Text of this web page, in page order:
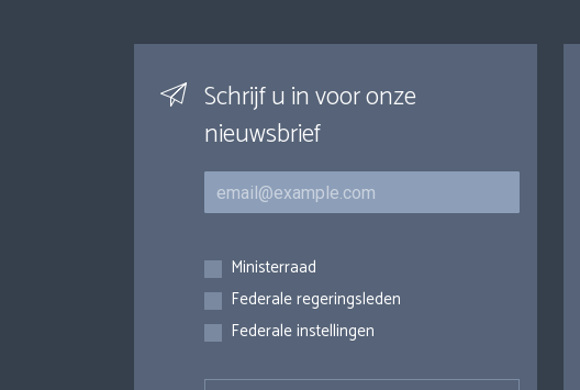
Schrijf u in voor onze
nieuwsbrief
E-mail
Inschrijvingen
Ministerraad
Federale regeringsleden
Federale instellingen